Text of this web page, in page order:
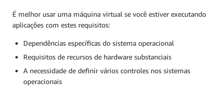
É melhor usar uma máquina virtual se você estiver executando
aplicações com estes requisitos:
Dependências específicas do sistema operacional
Requisitos de recursos de hardware substanciais
A necessidade de definir vários controles nos sistemas
operacionais